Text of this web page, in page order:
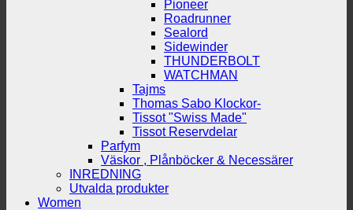
Pioneer
Roadrunner
Sealord
Sidewinder
THUNDERBOLT
WATCHMAN
Tajms
Thomas Sabo Klockor-
Tissot "Swiss Made"
Tissot Reservdelar
Parfym
Väskor , Plånböcker & Necessärer
INREDNING
Utvalda produkter
Women